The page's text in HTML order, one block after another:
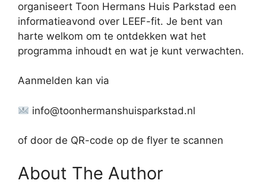
organiseert Toon Hermans Huis Parkstad een
informatieavond over LEEF-fit. Je bent van
harte welkom om te ontdekken wat het
programma inhoudt en wat je kunt verwachten.
Aanmelden kan via
info@toonhermanshuisparkstad.nl
of door de QR-code op de flyer te scannen
About The Author